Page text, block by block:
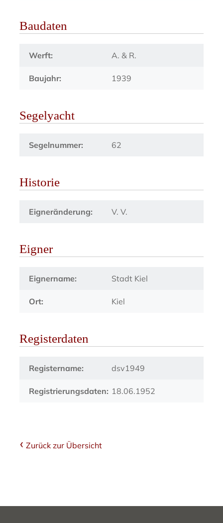
Baudaten
Werft: A. & R.
Baujahr: 1939
Segelyacht
Segelnummer: 62
Historie
Eigneränderung: V. V.
Eigner
Eignername: Stadt Kiel
Ort: Kiel
Registerdaten
Registername: dsv1949
Registrierungsdaten: 18.06.1952
Zurück zur Übersicht